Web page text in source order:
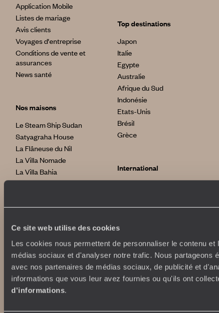
Ce site web utilise des cookies
Les cookies nous permettent de personnaliser le contenu
médias sociaux et d'analyser notre trafic. Nous partageons
avec nos partenaires de médias sociaux, de publicité et
informations que vous leur avez fournies ou qu'ils ont
d'informations.
Application Mobile
Listes de mariage
Avis clients
Voyages d'entreprise
Conditions de vente et
assurances
News santé
Nos maisons
Le Steam Ship Sudan
Satyagraha House
La Flâneuse du Nil
La Villa Nomade
La Villa Bahia
Top destinations
Japon
Italie
Egypte
Australie
Afrique du Sud
Indonésie
Etats-Unis
Brésil
Grèce
International
voyageursdumonde.ch/de
voyageursdumonde.com
originaltravel.co.uk
originaldiving.com
extraordinaryjourneys.com